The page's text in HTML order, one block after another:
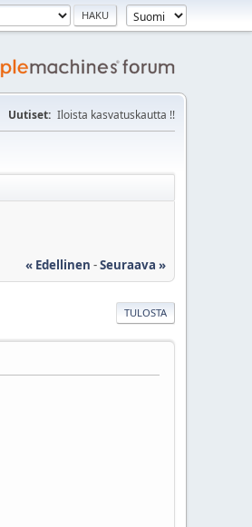
Uutiset: Iloista kasvatuskautta !!
« Edellinen -Seuraava »
TULOSTA